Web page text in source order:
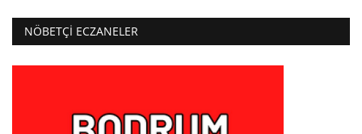
NÖBETÇI ECZANELER